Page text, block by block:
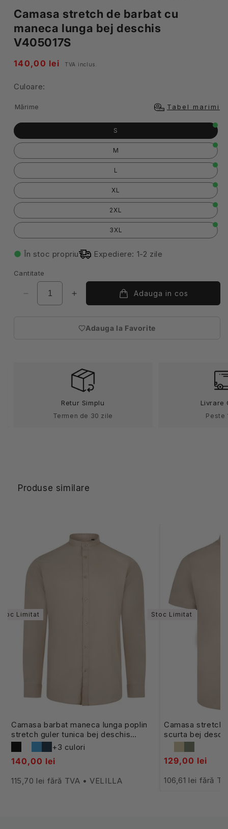
Camasa stretch de barbat cu
maneca lunga bej deschis
V405017S
Pret
140,00 lei TVA inclus.
Culoare:
Mărime Tabel marimi
S
M
L
XL
2XL
3XL
În stoc propriu Expediere: 1-2 zile
Cantitate
Reduceți
cantitatea
deschis
Creșteți
cantitatea
Camasa
cu
maneca
lunga
bej
deschis
Adauga in cos
Adauga la Favorite
(necesita
Retur Simplu
Termen de 30 zile
Livrare
Peste
Produse similare
Limitat
Camasa barbat maneca lunga poplin
stretch guler tunica bej deschis
V405013S +3 culori
140,00 lei
115,70 lei fără TVA • VELILLA
Stoc Limitat
Camasa stretch
scurta bej
129,00 lei
106,61 lei fără